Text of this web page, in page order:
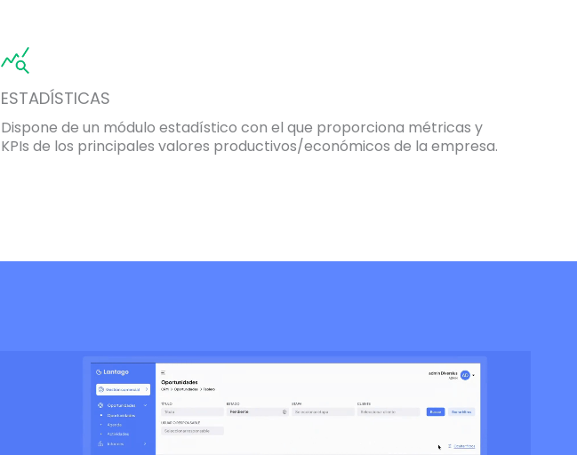
ESTADÍSTICAS
Dispone de un módulo estadístico con el que proporciona métricas y
KPIs de los principales valores productivos/económicos de la empresa.